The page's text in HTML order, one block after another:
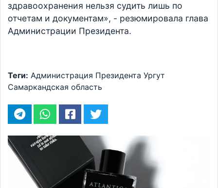
здравоохранения нельзя судить лишь по
отчетам и документам», - резюмировала глава
Администрации Президента.
Теги: Администрация Президента Ургут
Самаркандская область